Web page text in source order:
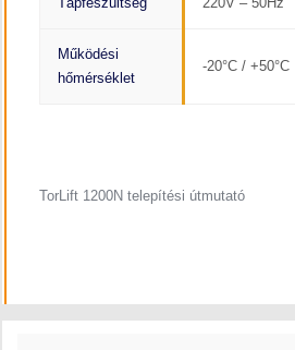
Működési
hőmérséklet
-20°C / +50°C
TorLift 1200N telepítési útmutató